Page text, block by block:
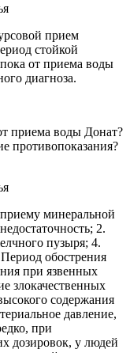
прием
стойкой
от приема воды
диагноза.
приема воды Донат?
противопоказания?
минеральной
2.
пузыря; 4.
обострения
при язвенных
злокачественных
содержания
давление,
при
дозировок, у людей